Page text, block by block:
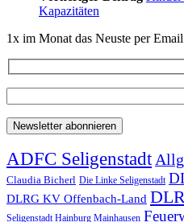
Kapazitäten
1x im Monat das Neuste per
ADFC Seligenstadt
Claudia Bicherl Die Linke Seligenstadt
DLRG KV Offenbach-Land
Seligenstadt Hainburg Mainhausen